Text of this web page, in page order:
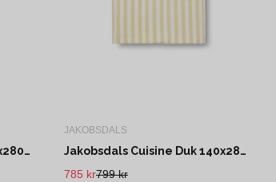
Jakobsdals Blanca Duk 140x280 cm Offwhite
JAKOBSDALS
Jakobsdals Cuisine Duk 140x280 cm Offwhite/Gul
799 kr
785 kr